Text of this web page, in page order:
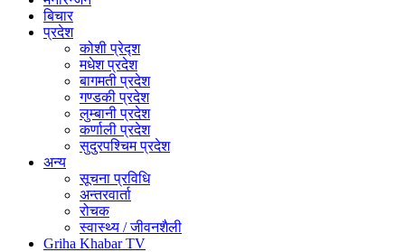
बिचार
प्रदेश
कोशी प्रेद्श
मधेश प्रदेश
बागमती प्रदेश
गण्डकी प्रदेश
लुम्बानी प्रदेश
कर्णाली प्रदेश
सुदुरपश्चिम प्रदेश
अन्य
सूचना प्रविधि
अन्तरवार्ता
रोचक
स्वास्थ्य / जीवनशैली
Griha Khabar TV